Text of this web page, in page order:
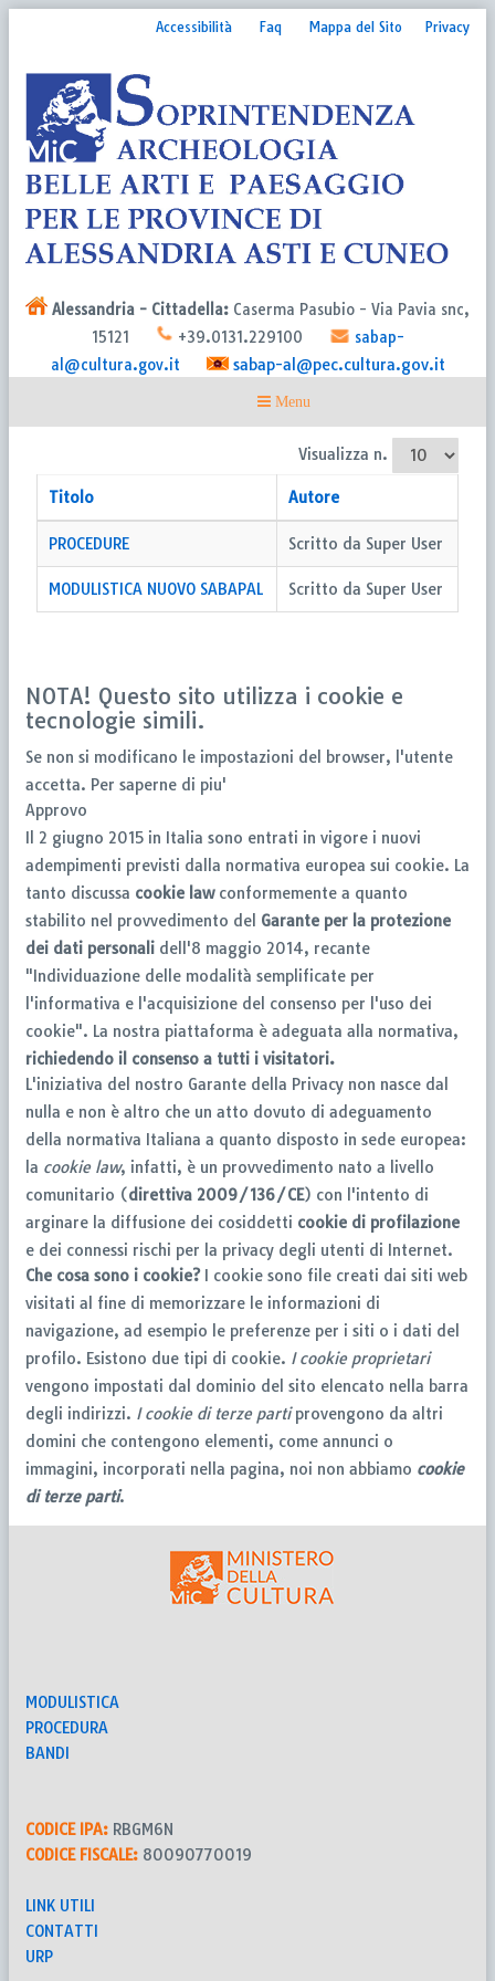
Accessibilità Faq Mappa del Sito Privacy
Alessandria - Cittadella: Caserma Pasubio - Via Pavia snc,
15121
+39.0131.229100
sabap-
al@cultura.gov.it
sabap-al@pec.cultura.gov.it
Visualizza n.
Titolo Autore
PROCEDURE Scritto da Super User
MODULISTICA NUOVO SABAPAL Scritto da Super User
NOTA! Questo sito utilizza i cookie e
tecnologie simili.
Se non si modificano le impostazioni del browser, l'utente
accetta. Per saperne di piu'
Approvo
Il 2 giugno 2015 in Italia sono entrati in vigore i nuovi
adempimenti previsti dalla normativa europea sui cookie. La
tanto discussa cookie lawconformemente a quanto
stabilito nel provvedimento del Garante per la protezione
dei dati personali dell'8 maggio 2014, recante
"Individuazione delle modalità semplificate per
l'informativa e l'acquisizione del consenso per l'uso dei
cookie". La nostra piattaforma è adeguata alla normativa,
richiedendo il consenso a tutti i visitatori.
L'iniziativa del nostro Garante della Privacy non nasce dal
nulla e non è altro che un atto dovuto di adeguamento
della normativa Italiana a quanto disposto in sede europea:
la cookie law, infatti, è un provvedimento nato a livello
comunitario (direttiva 2009/136/CE) con l'intento di
arginare la diffusione dei cosiddetti cookie di profilazione
e dei connessi rischi per la privacy degli utenti di Internet.
Che cosa sono i cookie? I cookie sono file creati dai siti web
visitati al fine di memorizzare le informazioni di
navigazione, ad esempio le preferenze per i siti o i dati del
profilo. Esistono due tipi di cookie. I cookie proprietari
vengono impostati dal dominio del sito elencato nella barra
degli indirizzi. I cookie di terze partiprovengono da altri
domini che contengono elementi, come annunci o
immagini, incorporati nella pagina, noi non abbiamo cookie
di terze parti.
MODULISTICA
PROCEDURA
BANDI
CODICE IPA: RBGM6N
CODICE FISCALE: 80090770019
LINK UTILI
CONTATTI
URP